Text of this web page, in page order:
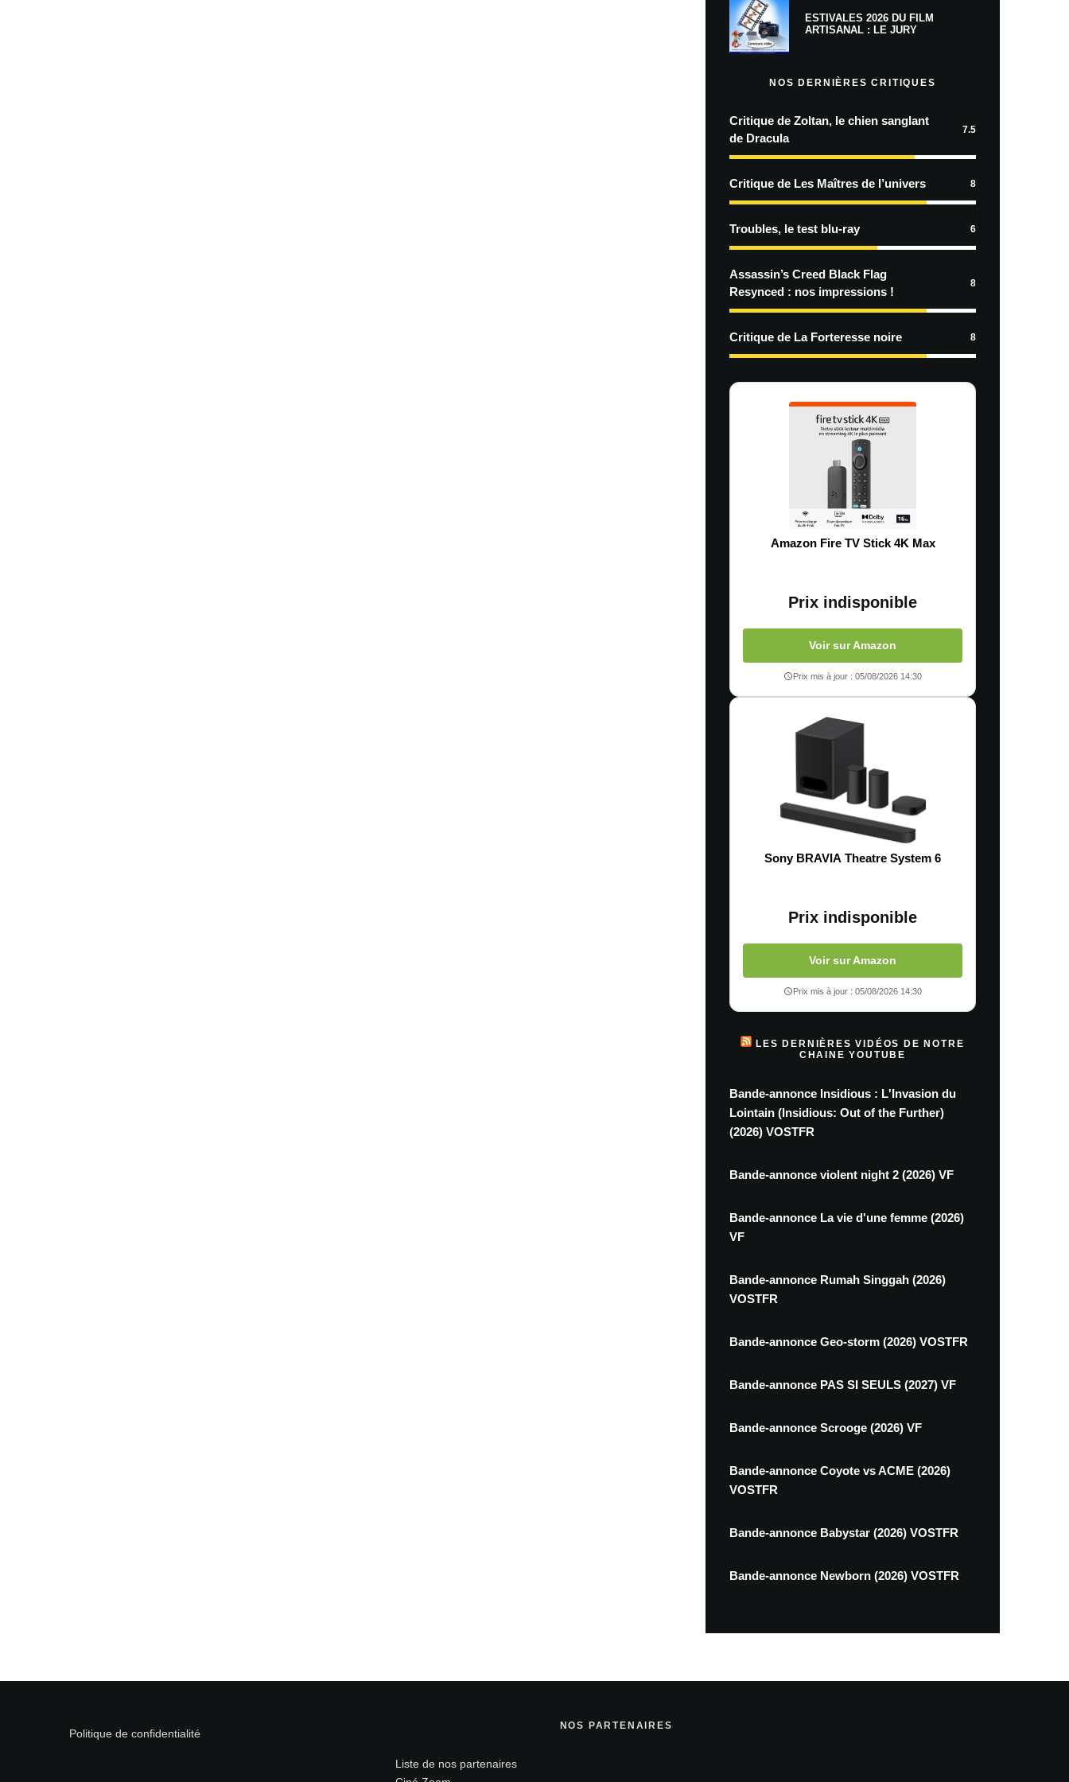
ESTIVALES 2026 DU FILM
ARTISANAL : LE JURY
NOS DERNIÈRES CRITIQUES
Critique de Zoltan, le chien sanglant
de Dracula
7.5
Critique de Les Maîtres de l’univers 8
Troubles, le test blu-ray 6
Assassin’s Creed Black Flag
Resynced : nos impressions !
8
Critique de La Forteresse noire 8
Amazon Fire TV Stick 4K Max
Prix indisponible
Voir sur Amazon
Prix mis à jour : 05/08/2026 14:30
Sony BRAVIA Theatre System 6
Prix indisponible
Voir sur Amazon
Prix mis à jour : 05/08/2026 14:30
LES DERNIÈRES VIDÉOS DE NOTRE
CHAINE YOUTUBE
Bande-annonce Insidious : L'Invasion du
Lointain (Insidious: Out of the Further)
(2026) VOSTFR
Bande-annonce violent night 2 (2026) VF
Bande-annonce La vie d'une femme (2026)
VF
Bande-annonce Rumah Singgah (2026)
VOSTFR
Bande-annonce Geo-storm (2026) VOSTFR
Bande-annonce PAS SI SEULS (2027) VF
Bande-annonce Scrooge (2026) VF
Bande-annonce Coyote vs ACME (2026)
VOSTFR
Bande-annonce Babystar (2026) VOSTFR
Bande-annonce Newborn (2026) VOSTFR
Politique de confidentialité
NOS PARTENAIRES
Liste de nos partenaires